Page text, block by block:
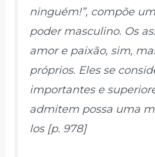
ninguém!”, compõe
poder masculino. Os
amor e paixão, sim,
próprios. Eles se
importantes e
admitem possa uma
los [p. 978]